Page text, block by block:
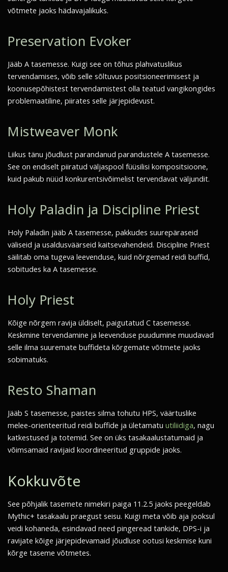
võtmete jaoks hädavajalikuks.
Preservation Evoker
Jääb A tasemesse. Kuigi see on tõhus plahvatuslikus
tervendamises, võib selle sõltuvus positsioneerimisest ja
koonusepõhistest tervendamistest olla teatud vangikongides
problemaatiline, piirates selle järjepidevust.
Mistweaver Monk
Liikus tänu jõudlust parandanud parandustele A tasemesse.
See on endiselt piiratud väljaspool füüsilisi kompositsioone,
kuid pakub nüüd konkurentsivõimelist tervendavat väljundit.
Holy Paladin ja Discipline Priest
Holy Paladin jääb A tasemesse, pakkudes suurepäraseid
väliseid ja usaldusväärseid kaitsevahendeid. Discipline Priest
säilitab oma tugeva leevenduse, kuid nõrgemad reidi buffid,
sobitudes ka A tasemesse.
Holy Priest
Kõige nõrgem ravija üldiselt, paigutatud C tasemesse.
Keskmine tervendamine ja leevenduse puudumine muudavad
selle ilma suuremate buffideta kõrgemate võtmete jaoks
sobimatuks.
Resto Shaman
Jääb S tasemesse, paistes silma tohutu HPS, väärtuslike
melee-orienteeritud reidi buffide ja ületamatu utiliidiga, nagu
katkestused ja totemid. See on üks tasakaalustatumaid ja
võimsamaid ravijaid koordineeritud gruppide jaoks.
Kokkuvõte
See põhjalik tasemete nimekiri paiga 11.2.5 jaoks peegeldab
Mythic+ tasakaalu praegust seisu. Kuigi meta võib aja jooksul
veidi kohaneda, esindavad need pingeread tankide, DPS-i ja
ravijate kõige järjepidevamaid jõudluse ootusi keskmise kuni
kõrge taseme võtmetes.